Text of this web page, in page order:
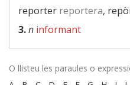
reporter reportera,
3.n informant
O llisteu les paraules o